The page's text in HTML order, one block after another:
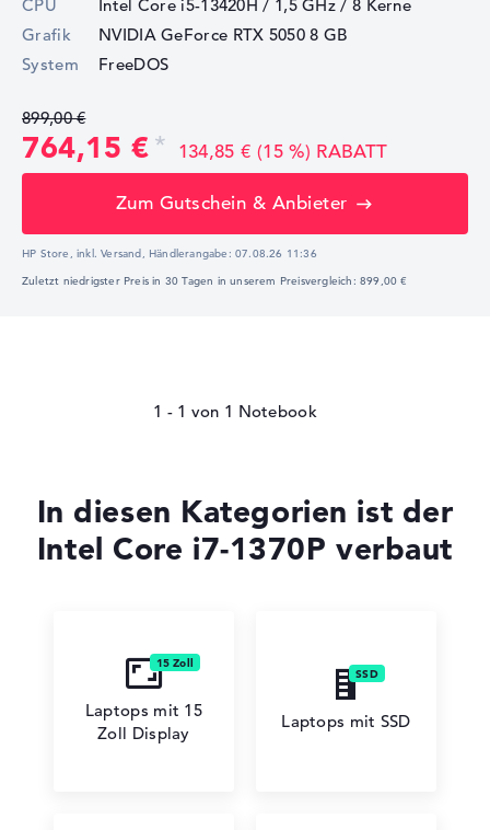
CPU Intel Core i5-13420H / 1,5 GHz / 8 Kerne
Grafik
NVIDIA GeForce RTX 50508 GB
System
FreeDOS
899,00 €
764,15 € 134,85 € (15 %) RABATT
Zum Gutschein & Anbieter
HP Store, inkl. Versand, Händlerangabe:07.08.26 11:36
Zuletzt niedrigster Preis in 30 Tagen in unserem Preisvergleich: 899,00 €
1 - 1 von 1
In diesen Kategorien ist der
Intel Core i7-1370P verbaut
Laptops mit 15
Zoll Display
Laptops mit SSD